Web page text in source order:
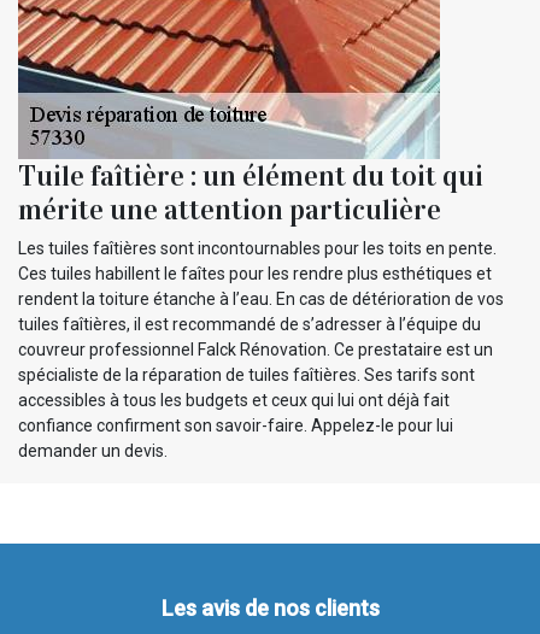
Tuile faîtière : un élément du toit qui
mérite une attention particulière
Les tuiles faîtières sont incontournables pour les toits en pente.
Ces tuiles habillent le faîtes pour les rendre plus esthétiques et
rendent la toiture étanche à l’eau. En cas de détérioration de vos
tuiles faîtières, il est recommandé de s’adresser à l’équipe du
couvreur professionnel Falck Rénovation. Ce prestataire est un
spécialiste de la réparation de tuiles faîtières. Ses tarifs sont
accessibles à tous les budgets et ceux qui lui ont déjà fait
confiance confirment son savoir-faire. Appelez-le pour lui
demander un devis.
Les avis de nos clients